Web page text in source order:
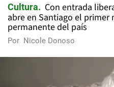
Cultura
Con entrada
abre en Santiago el primer
permanente del país
Por Nicole Donoso